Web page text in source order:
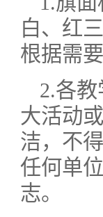
白、红
根据需
2.各
大活动
洁，不
任何单
志。